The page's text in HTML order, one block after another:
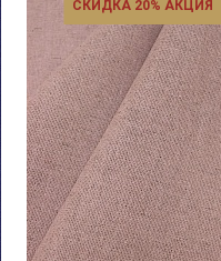
СКИДКА 20% АКЦИЯ